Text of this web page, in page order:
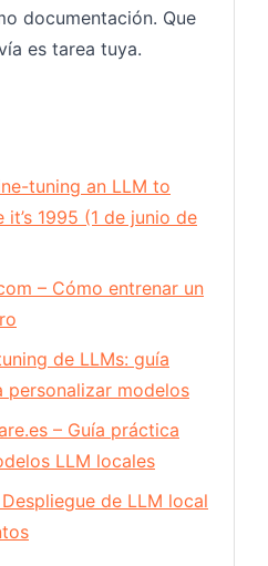
documentación. Que
es tarea tuya.
tuning an LLM to
1995 (1 de junio de
– Cómo entrenar un
de LLMs: guía
personalizar modelos
– Guía práctica
LLM locales
de LLM local